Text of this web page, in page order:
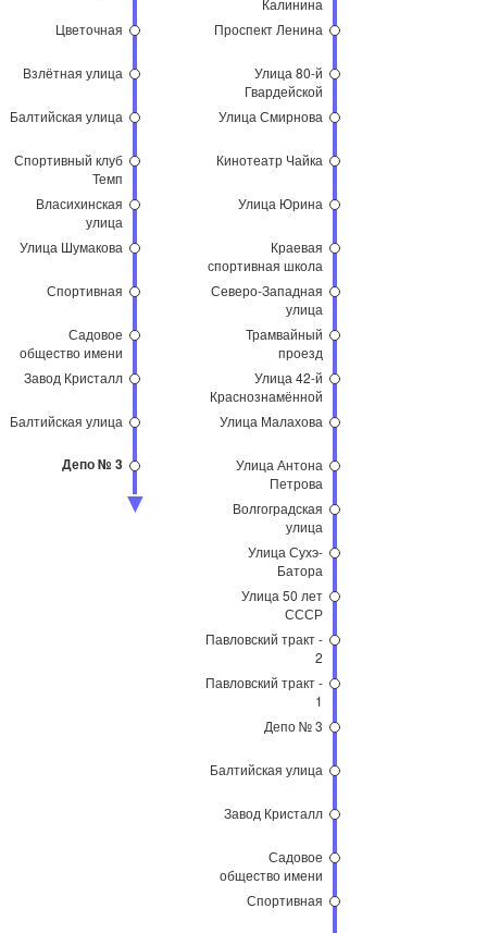
Цветочная
Взлётная улица
Балтийская улица
Спортивный клуб
Темп
Власихинская
улица
Улица Шумакова
Спортивная
Садовое
общество имени
Мичурина
Завод Кристалл
Балтийская улица
Депо № 3
Калинина
Проспект Ленина
Улица 80-й
Гвардейской
Улица Смирнова
Кинотеатр Чайка
Улица Юрина
Краевая
спортивная школа
Северо-Западная
улица
Трамвайный
проезд
Улица 42-й
Краснознамённой
Бригады
Улица Малахова
Улица Антона
Петрова
Волгоградская
улица
Улица Сухэ-
Батора
Улица 50 лет
СССР
Павловский тракт -
2
Павловский тракт -
1
Депо № 3
Балтийская улица
Завод Кристалл
Садовое
общество имени
Спортивная